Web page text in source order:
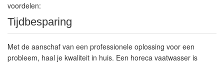
voordelen:
Tijdbesparing
Met de aanschaf van een professionele oplossing voor een
probleem, haal je kwaliteit in huis. Een horeca vaatwasser is